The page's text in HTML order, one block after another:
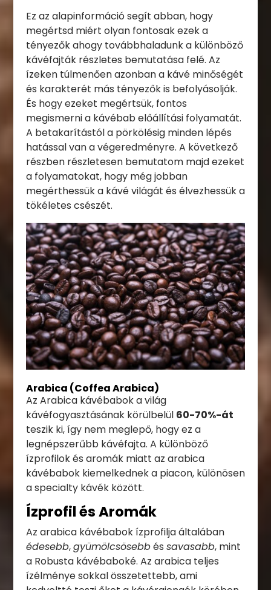
Ez az alapinformáció segít abban, hogy
megértsd miért olyan fontosak ezek a
tényezők ahogy továbbhaladunk a különböző
kávéfajták részletes bemutatása felé. Az
ízeken túlmenően azonban a kávé minőségét
és karakterét más tényezők is befolyásolják.
És hogy ezeket megértsük, fontos
megismerni a kávébab előállítási folyamatát.
A betakarítástól a pörkölésig minden lépés
hatással van a végeredményre. A következő
részben részletesen bemutatom majd ezeket
a folyamatokat, hogy még jobban
megérthessük a kávé világát és élvezhessük a
tökéletes csészét.
Arabica (Coffea Arabica)
Az Arabica kávébabok a világ
kávéfogyasztásának körülbelül 60-70%-át
teszik ki, így nem meglepő, hogy ez a
legnépszerűbb kávéfajta. A különböző
ízprofilok és aromák miatt az arabica
kávébabok kiemelkednek a piacon, különösen
a specialty kávék között.
Ízprofil és Aromák
Az arabica kávébabok ízprofilja általában
édesebb,gyümölcsösebbés savasabb, mint
a Robusta kávébaboké. Az arabica teljes
ízélménye sokkal összetettebb, ami